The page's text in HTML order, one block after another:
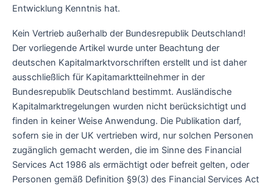
Entwicklung Kenntnis hat.
Kein Vertrieb außerhalb der Bundesrepublik Deutschland!
Der vorliegende Artikel wurde unter Beachtung der
deutschen Kapitalmarktvorschriften erstellt und ist daher
ausschließlich für Kapitamarktteilnehmer in der
Bundesrepublik Deutschland bestimmt. Ausländische
Kapitalmarktregelungen wurden nicht berücksichtigt und
finden in keiner Weise Anwendung. Die Publikation darf,
sofern sie in der UK vertrieben wird, nur solchen Personen
zugänglich gemacht werden, die im Sinne des Financial
Services Act 1986 als ermächtigt oder befreit gelten, oder
Personen gemäß Definition §9(3) des Financial Services Act